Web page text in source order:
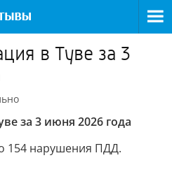
в Туве за 3
за 3 июня 2026 года
154 нарушения ПДД.